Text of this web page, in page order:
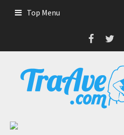
Top Menu